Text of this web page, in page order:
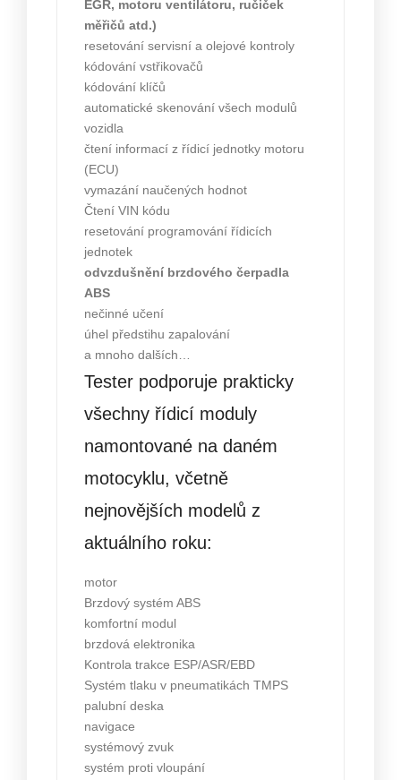
EGR, motoru ventilátoru, ručiček
měřičů atd.)
resetování servisní a olejové kontroly
kódování vstřikovačů
kódování klíčů
automatické skenování všech modulů
vozidla
čtení informací z řídicí jednotky motoru
(ECU)
vymazání naučených hodnot
Čtení VIN kódu
resetování programování řídicích
jednotek
odvzdušnění brzdového čerpadla
ABS
nečinné učení
úhel předstihu zapalování
a mnoho dalších…
Tester podporuje prakticky
všechny řídicí moduly
namontované na daném
motocyklu, včetně
nejnovějších modelů z
aktuálního roku:
motor
Brzdový systém ABS
komfortní modul
brzdová elektronika
Kontrola trakce ESP/ASR/EBD
Systém tlaku v pneumatikách TMPS
palubní deska
navigace
systémový zvuk
systém proti vloupání